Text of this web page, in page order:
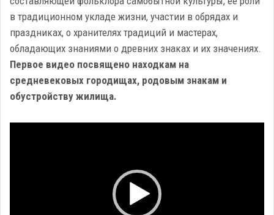
в традиционном укладе жизни, участии в обрядах и
праздниках, о хранителях традиций и мастерах,
обладающих знаниями о древних знаках и их значениях.
Первое видео посвящено находкам на
средневековых городищах, родовым знакам и
обустройству жилища.